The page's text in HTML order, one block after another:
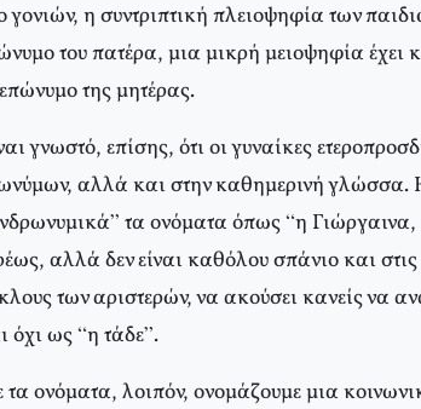
γονιών, η συντριπτική πλειοψηφία των
του πατέρα, μια μικρή μειοψηφία έχει
της μητέρας.
γνωστό, επίσης, ότι οι γυναίκες
αλλά και στην καθημερινή γλώσσα.
τα ονόματα όπως “η
αλλά δεν είναι καθόλου σπάνιο και
των αριστερών, να ακούσει κανείς να
όχι ως “η τάδε”.
ονόματα, λοιπόν, ονομάζουμε μια